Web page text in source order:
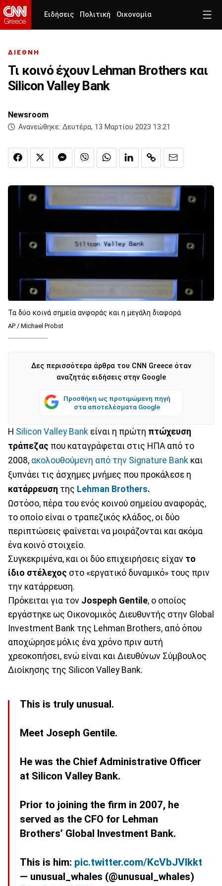
Ειδήσεις Πολιτική Οικονομία
ΔΙΕΘΝΗ
Τι κοινό έχουν Lehman Βrothers και
Silicon Valley Βank
Newsroom
Ανανεώθηκε: Δευτέρα, 13 Μαρτίου 2023 13:21
Τα δύο κοινά σημεία ανφοράς και η μεγάλη διαφορά
AP / Michael Probst
Δες περισσότερα άρθρα του CNN Greece όταν
αναζητάς ειδήσεις στην Google
Προσθήκη ως προτιμώμενη πηγή
στα αποτελέσματα Google
Η Silicon Valley Bank είναι η πρώτη πτώχευση
τράπεζας που καταγράφεται στις ΗΠΑ από το
2008, ακολουθούμενη από την Signature Bank και
ξυπνάει τις άσχημες μνήμες που προκάλεσε η
κατάρρευση της Lehman Brothers.
Ωστόσο, πέρα του ενός κοινού σημείου αναφοράς,
το οποίο είναι ο τραπεζικός κλάδος, οι δύο
περιπτώσεις φαίνεται να μοιράζονται και ακόμα
ένα κοινό στοιχείο.
Συγκεκριμένα, και οι δύο επιχειρήσεις είχαν το
ίδιο στέλεχος στο «εργατικό δυναμικό» τους πριν
την κατάρρευση.
Πρόκειται για τον Jospeph Gentile, ο οποίος
εργάστηκε ως Οικονομικός Διευθυντής στην Global
Investment Bank της Lehman Brothers, από όπου
αποχώρησε μόλις ένα χρόνο πριν αυτή
χρεοκοπήσει, ενώ είναι και Διευθύνων Σύμβουλος
Διοίκησης της Silicon Valley Bank.
This is truly unusual.
Meet Joseph Gentile.
He was the Chief Administrative Officer
at Silicon Valley Bank.
Prior to joining the firm in 2007, he
served as the CFO for Lehman
Brothers’ Global Investment Bank.
This is him: pic.twitter.com/KcVbJVlkkt
— unusual_whales (@unusual_whales)